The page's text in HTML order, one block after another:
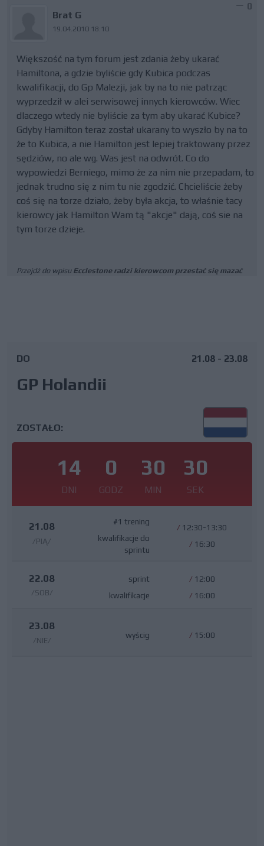
Brat G
19.04.2010 18:10
0
Większość na tym forum jest zdania żeby ukarać
Hamiltona, a gdzie byliście gdy Kubica podczas
kwalifikacji, do Gp Malezji, jak by na to nie patrząc
wyprzedził w alei serwisowej innych kierowców. Wiec
dlaczego wtedy nie byliście za tym aby ukarać Kubice?
Gdyby Hamilton teraz został ukarany to wyszło by na to
że to Kubica, a nie Hamilton jest lepiej traktowany przez
sędziów, no ale wg. Was jest na odwrót. Co do
wypowiedzi Berniego, mimo że za nim nie przepadam, to
jednak trudno się z nim tu nie zgodzić. Chcieliście żeby
coś się na torze działo, żeby była akcja, to właśnie tacy
kierowcy jak Hamilton Wam tą "akcje" dają, coś sie na
tym torze dzieje.
Przejdź do wpisu Ecclestone radzi kierowcom przestać się mazać
DO
GP Holandii
21.08 - 23.08
ZOSTAŁO:
14
DNI
0
GODZ
30
MIN
29
SEK
21.08
/PIĄ/
#1 trening
kwalifikacje do
sprintu
/ 12:30-13:30
/ 16:30
22.08
/SOB/
sprint
kwalifikacje
/ 12:00
/ 16:00
23.08
/NIE/
wyścig / 15:00